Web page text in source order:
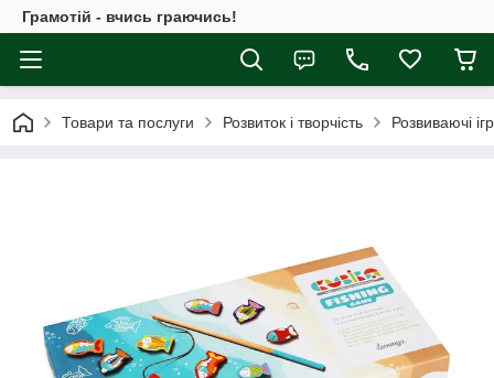
Грамотій - вчись граючись!
Товари та послуги Розвиток і творчість Розвиваючі